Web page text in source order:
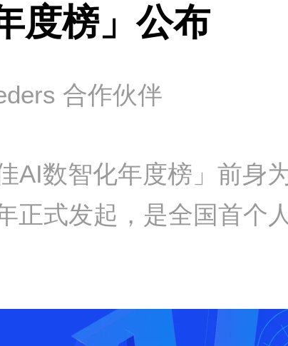
度榜」公布
合作伙伴
AI数智化年度榜」前身
正式发起，是全国首个